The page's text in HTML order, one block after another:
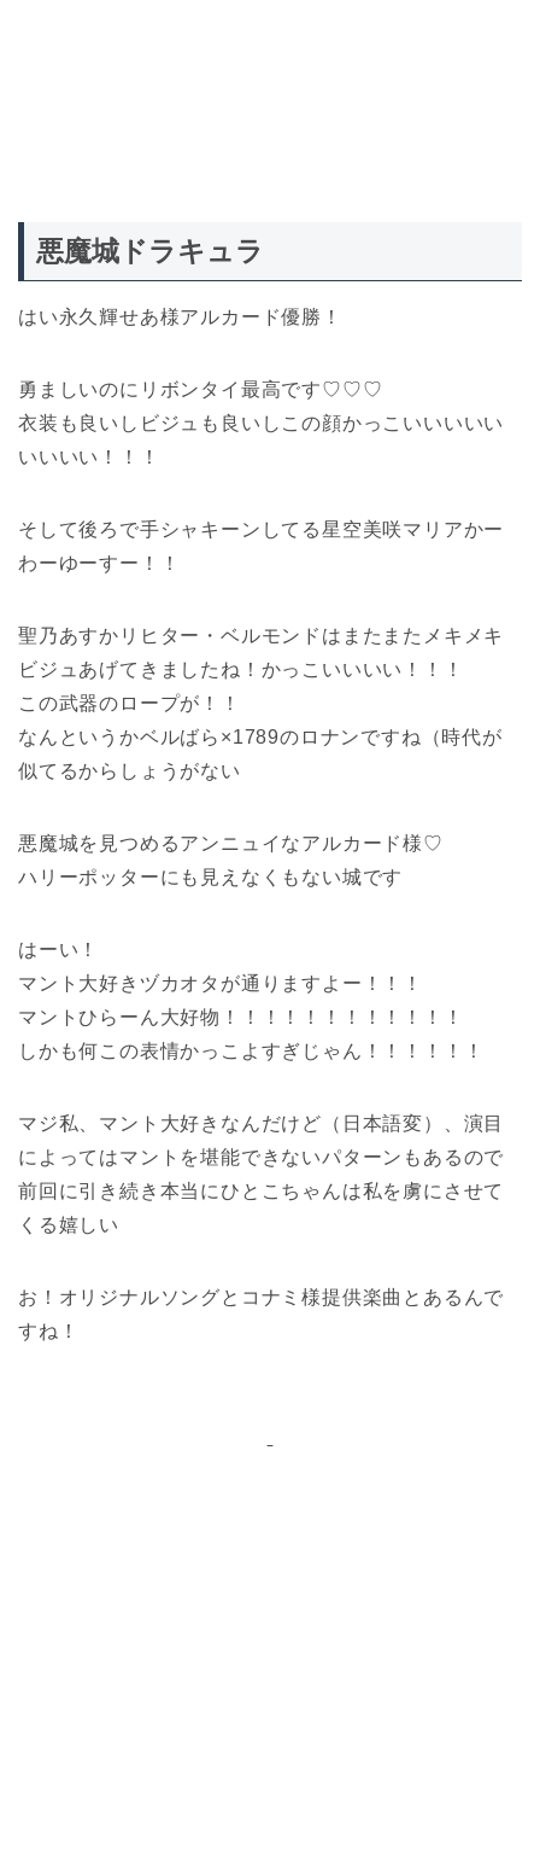
悪魔城ドラキュラ
はい永久輝せあ様アルカード優勝！
勇ましいのにリボンタイ最高です♡♡♡
衣装も良いしビジュも良いしこの顔かっこいいいいい
いいいい！！！
そして後ろで手シャキーンしてる星空美咲マリアかー
わーゆーすー！！
聖乃あすかリヒター・ベルモンドはまたまたメキメキ
ビジュあげてきましたね！かっこいいいい！！！
この武器のロープが！！
なんというかベルばら×1789のロナンですね（時代が
似てるからしょうがない
悪魔城を見つめるアンニュイなアルカード様♡
ハリーポッターにも見えなくもない城です
はーい！
マント大好きヅカオタが通りますよー！！！
マントひらーん大好物！！！！！！！！！！！！
しかも何この表情かっこよすぎじゃん！！！！！！
マジ私、マント大好きなんだけど（日本語変）、演目
によってはマントを堪能できないパターンもあるので
前回に引き続き本当にひとこちゃんは私を虜にさせて
くる嬉しい
お！オリジナルソングとコナミ様提供楽曲とあるんで
すね！